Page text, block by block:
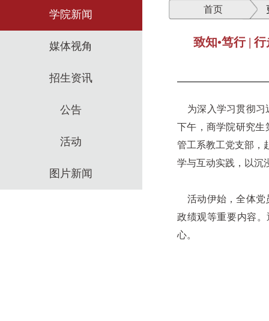
学院新闻
媒体视角
招生资讯
公告
活动
图片新闻
首页
致知•笃行 |
为深入学习贯彻习
下午，商学院研究生
管工系教工党支部，
学与互动实践，以沉
活动伊始，全体党
政绩观等重要内容
心。